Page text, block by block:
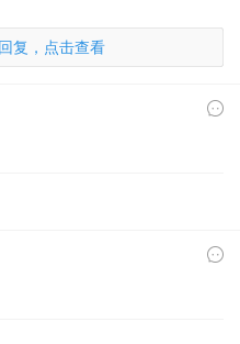
复，点击查看